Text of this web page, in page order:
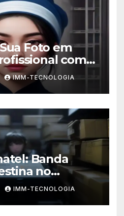
Foto em
com
Trend
IMM-TECNOLOGIA
Banda
no
Grande Golpe
de R$ 24 Mil
IMM-TECNOLOGIA